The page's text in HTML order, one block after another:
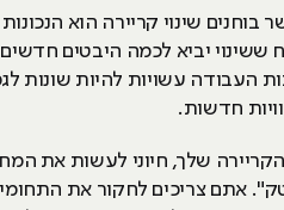
שינוי קריירה הוא
ששינוי יביא לכמה היבטים
העבודה עשויות להיות שונות
חדשות.
שלך, חיוני לעשות את
אתם צריכים לחקור את